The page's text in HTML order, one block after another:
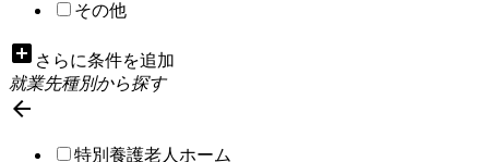
その他
add_box さらに条件を追加
就業先種別から探す

特別養護老人ホーム